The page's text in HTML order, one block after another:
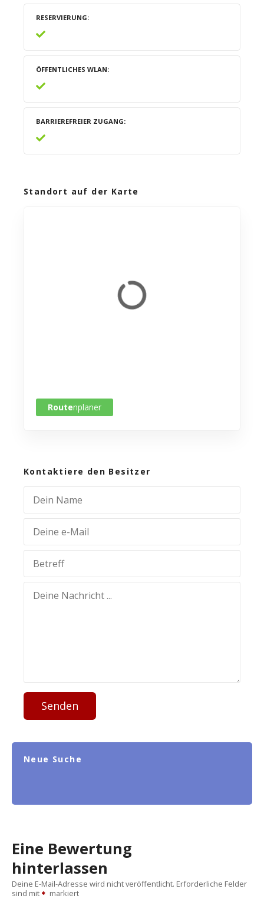
RESERVIERUNG
ÖFFENTLICHES WLAN
BARRIEREFREIER ZUGANG
Standort auf der Karte
Routenplaner
Kontaktiere den Besitzer
Senden
Neue Suche
Eine Bewertung
hinterlassen
Deine E-Mail-Adresse wird nicht veröffentlicht. Erforderliche Felder
sind mit
markiert